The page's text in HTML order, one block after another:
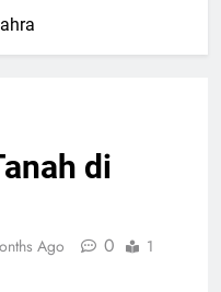
di
Ago 0
1